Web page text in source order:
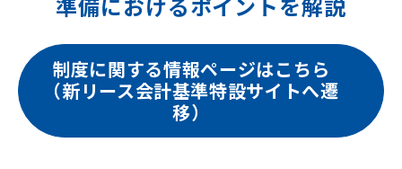
制度に関する情報ページはこちら
（新リース会計基準特設サイトへ遷
移）